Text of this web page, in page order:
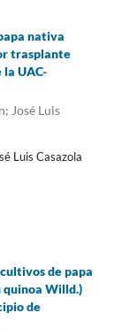
nativa
trasplante
UAC-
José Luis
Luis Casazola
de papa
quinoa Willd.)
de